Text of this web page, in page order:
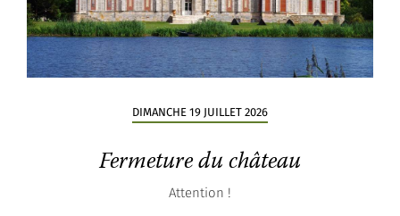
DIMANCHE 19 JUILLET 2026
Fermeture du château
Attention !